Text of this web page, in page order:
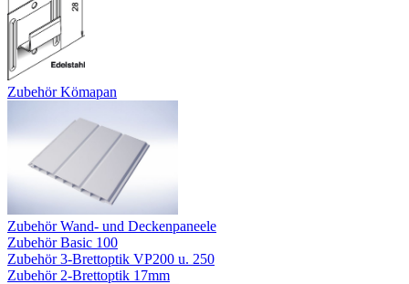
Zubehör Kömapan
Zubehör Wand- und Deckenpaneele
Zubehör Basic 100
Zubehör 3-Brettoptik VP200 u. 250
Zubehör 2-Brettoptik 17mm